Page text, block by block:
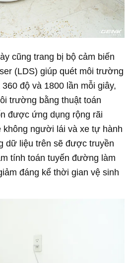
cũng trang bị bộ cảm biến
(LDS) giúp quét môi trường
độ và 1800 lần mỗi giây,
trường bằng thuật toán
được ứng dụng rộng rãi
không người lái và xe tự hành
dữ liệu trên sẽ được truyền
tính toán tuyến đường làm
đáng kể thời gian vệ sinh